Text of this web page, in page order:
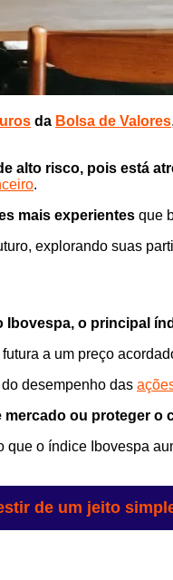
da Bolsa de Valores
alto risco, pois está
.
mais experientes que
explorando suas
o principal
a um preço
desempenho das
ou proteger o
o índice Ibovespa
de um jeito